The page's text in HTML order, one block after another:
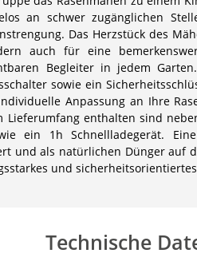
an schwer zugänglichen
Das Herzstück des
auch für eine
Begleiter in jedem
sowie ein
Anpassung an Ihre
enthalten sind
ein 1h Schnellladegerät.
und als natürlichen Dünger auf
und
Technische